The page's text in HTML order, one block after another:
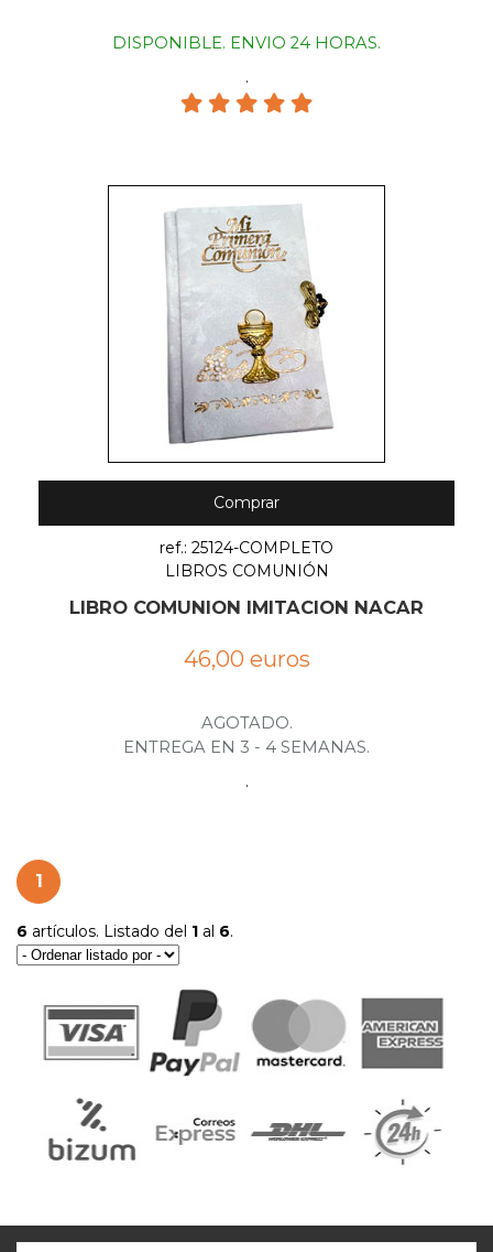
DISPONIBLE. ENVIO 24 HORAS.
.
Comprar
ref.: 25124-COMPLETO
LIBROS COMUNIÓN
LIBRO COMUNION IMITACION NACAR
46,00 euros
AGOTADO.
ENTREGA EN 3 - 4 SEMANAS.
.
1
6 artículos. Listado del 1 al 6.